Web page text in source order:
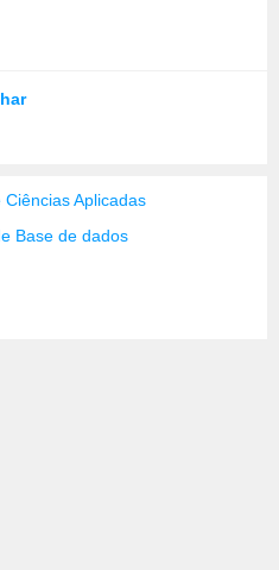
Ciências Aplicadas
Base de dados